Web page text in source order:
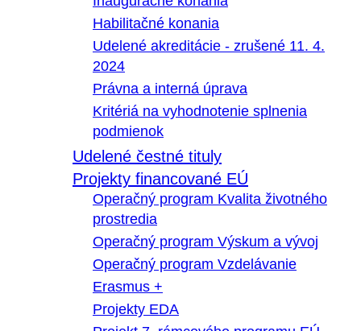
Habilitačné konania
Udelené akreditácie - zrušené 11. 4.
2024
Právna a interná úprava
Kritériá na vyhodnotenie splnenia
podmienok
Udelené čestné tituly
Projekty financované EÚ
Operačný program Kvalita životného
prostredia
Operačný program Výskum a vývoj
Operačný program Vzdelávanie
Erasmus +
Projekty EDA